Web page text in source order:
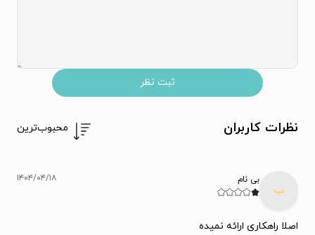
ثبت نظر
نظرات کاربران محبوب‌ترین
ب
بی نام ۱۴۰۴/۰۴/۱۸
اصلا راهکاری ارائه نمیده